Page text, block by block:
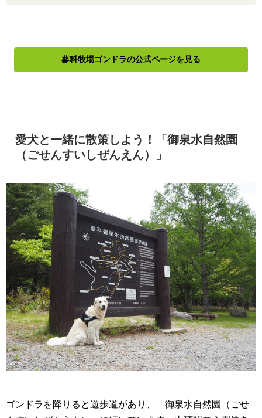
蓼科牧場ゴンドラの公式ページを見る
愛犬と一緒に散策しよう！「御泉水自然園
（ごせんすいしぜんえん）」
ゴンドラを降りると遊歩道があり、「御泉水自然園（ごせ